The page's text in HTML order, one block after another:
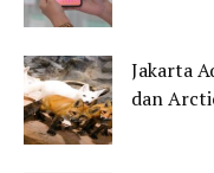
Jakarta
dan